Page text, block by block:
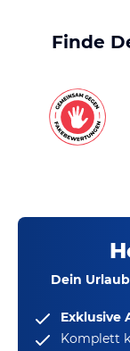
Finde
Dein
Exklusive
Komplett